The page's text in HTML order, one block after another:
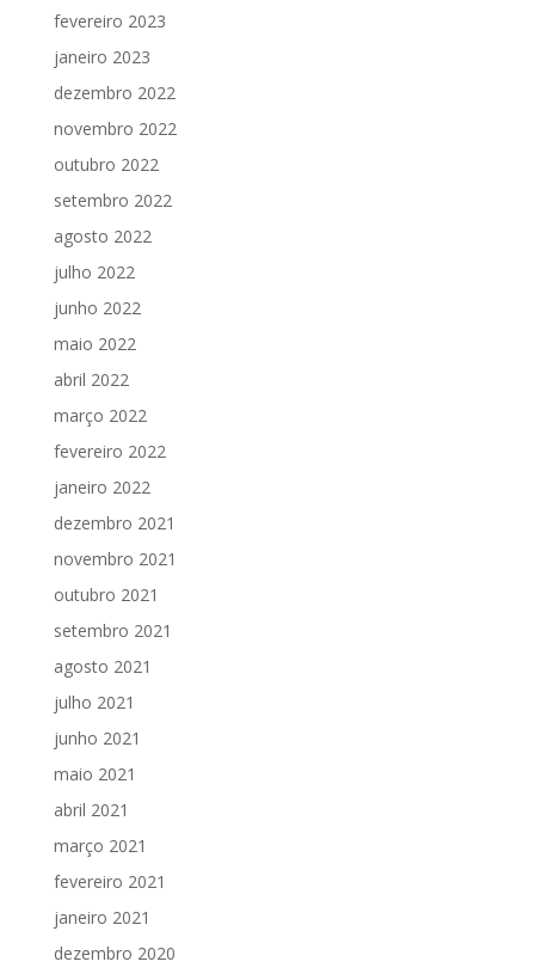
fevereiro 2023
janeiro 2023
dezembro 2022
novembro 2022
outubro 2022
setembro 2022
agosto 2022
julho 2022
junho 2022
maio 2022
abril 2022
março 2022
fevereiro 2022
janeiro 2022
dezembro 2021
novembro 2021
outubro 2021
setembro 2021
agosto 2021
julho 2021
junho 2021
maio 2021
abril 2021
março 2021
fevereiro 2021
janeiro 2021
dezembro 2020